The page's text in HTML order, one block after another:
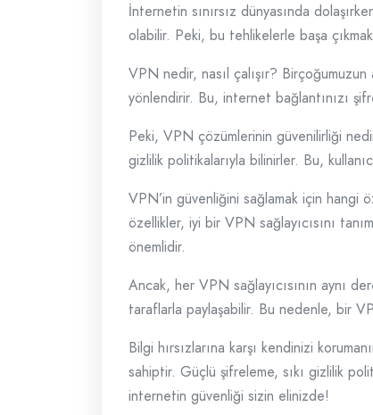
İnternetin sınırsız dünyasında
olabilir. Peki, bu tehlikelerle başa
VPN nedir, nasıl çalışır?
yönlendirir. Bu, internet bağlantınızı
Peki, VPN çözümlerinin güvenilirliği
gizlilik politikalarıyla bilinirler. Bu,
VPN’in güvenliğini sağlamak için hangi
özellikler, iyi bir VPN sağlayıcısını
önemlidir.
Ancak, her VPN sağlayıcısının aynı
taraflarla paylaşabilir. Bu nedenle, bir
Bilgi hırsızlarına karşı kendinizi
sahiptir. Güçlü şifreleme, sıkı gizlilik
internetin güvenliği sizin elinizde!